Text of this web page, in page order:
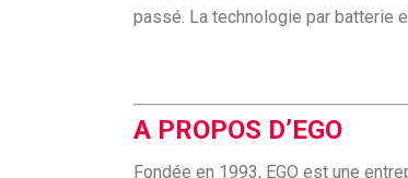
passé. La technologie par batterie
A PROPOS D’EGO
Fondée en 1993, EGO est une